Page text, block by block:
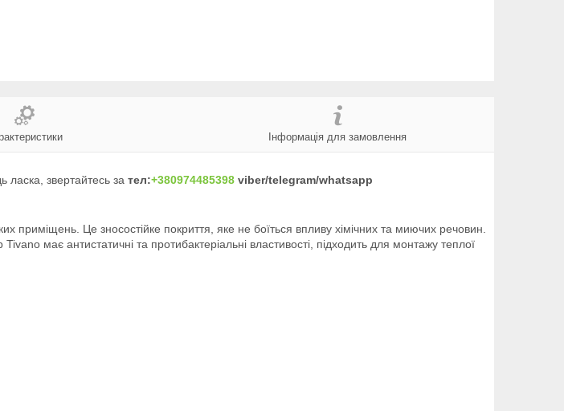
Інформація для замовлення
ласка, звертайтесь за тел:+380974485398 viber/telegram/whatsapp
приміщень. Це зносостійке покриття, яке не боїться впливу хімічних та миючих речовин.
має антистатичні та протибактеріальні властивості, підходить для монтажу теплої